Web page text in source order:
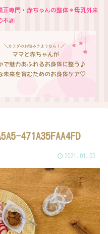
専門・赤ちゃんの整体＊母乳外来
不調
471A35FAA4FD
2021.01.03